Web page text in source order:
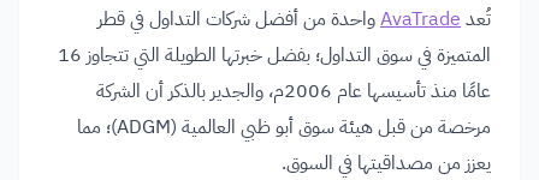
تُعدAvaTradeواحدة من أفضل شركات التداول في قطر
المتميزة في سوق التداول؛ بفضل خبرتها الطويلة التي تتجاوز 16
عامًا منذ تأسيسها عام 2006م، والجدير بالذكر أن الشركة
مرخصة من قبل هيئة سوق أبو ظبي العالمية (ADGM)؛ مما
يعزز من مصداقيتها في السوق.